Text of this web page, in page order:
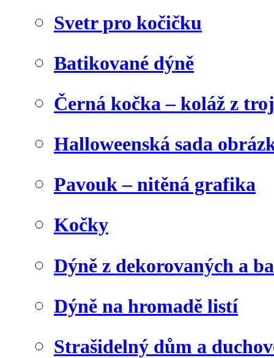
Svetr pro kočičku
Batikované dýně
Černá kočka – koláž z
Halloweenská sada
Pavouk – nitěná grafika
Kočky
Dýně z dekorovaných a
Dýně na hromadě listí
Strašidelný dům a